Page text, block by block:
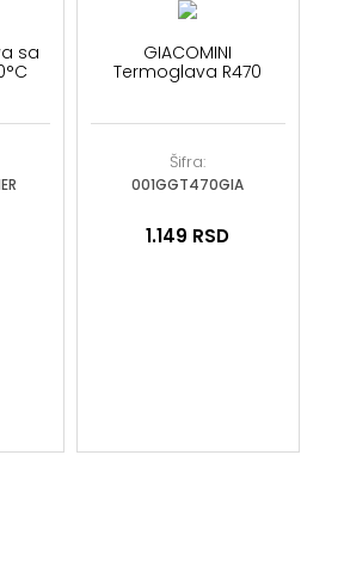
sa
GIACOMINI
Termoglava R470
Šifra:
001GGT470GIA
1.149 RSD